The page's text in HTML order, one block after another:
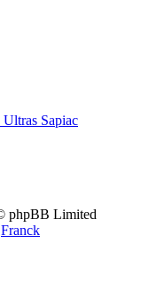
Sapiac
phpBB Limited
Franck